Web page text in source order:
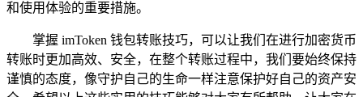
和使用体验的重要措施。
掌握 imToken 钱包转账技巧，可以让我们在进行加密货币
转账时更加高效、安全，在整个转账过程中，我们要始终保持
谨慎的态度，像守护自己的生命一样注意保护好自己的资产安